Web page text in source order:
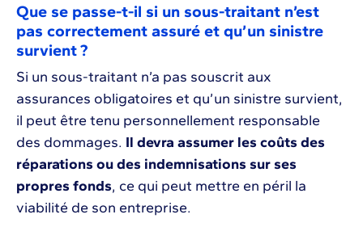
Que se passe-t-il si un sous-traitant n’est
pas correctement assuré et qu’un sinistre
survient ?
Si un sous-traitant n’a pas souscrit aux
assurances obligatoires et qu’un sinistre survient,
il peut être tenu personnellement responsable
des dommages. Il devra assumer les coûts des
réparations ou des indemnisations sur ses
propres fonds, ce qui peut mettre en péril la
viabilité de son entreprise.